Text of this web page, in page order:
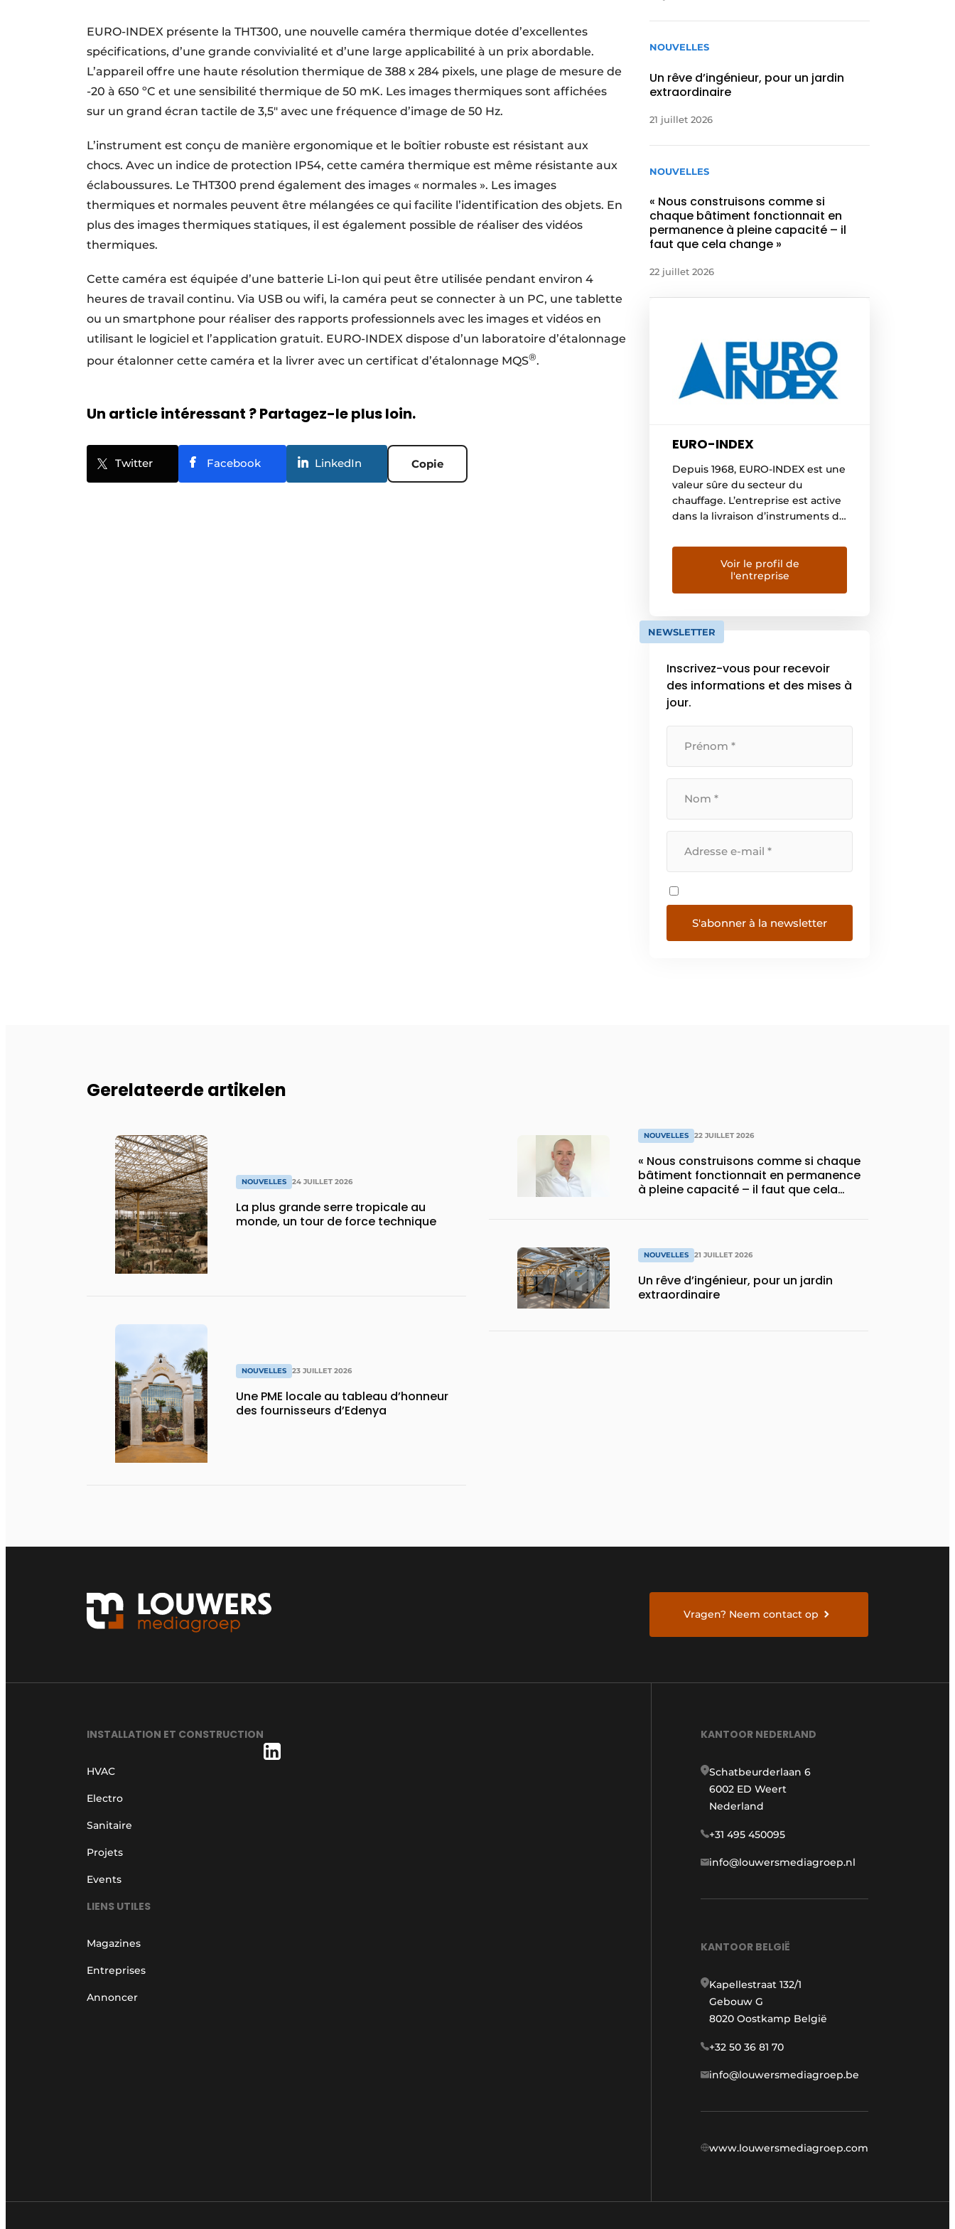
S’inscrire
Termes et conditions
Video’s
EURO-INDEX présente la THT300, une nouvelle caméra thermique dotée d’excellentes
spécifications, d’une grande convivialité et d’une large applicabilité à un prix abordable.
L’appareil offre une haute résolution thermique de 388 x 284 pixels, une plage de mesure de
-20 à 650 ºC et une sensibilité thermique de 50 mK. Les images thermiques sont affichées
sur un grand écran tactile de 3,5″ avec une fréquence d’image de 50 Hz.
L’instrument est conçu de manière ergonomique et le boîtier robuste est résistant aux
chocs. Avec un indice de protection IP54, cette caméra thermique est même résistante aux
éclaboussures. Le THT300 prend également des images « normales ». Les images
thermiques et normales peuvent être mélangées ce qui facilite l’identification des objets. En
plus des images thermiques statiques, il est également possible de réaliser des vidéos
thermiques.
Cette caméra est équipée d’une batterie Li-Ion qui peut être utilisée pendant environ 4
heures de travail continu. Via USB ou wifi, la caméra peut se connecter à un PC, une tablette
ou un smartphone pour réaliser des rapports professionnels avec les images et vidéos en
utilisant le logiciel et l’application gratuit. EURO-INDEX dispose d’un laboratoire d’étalonnage
pour étalonner cette caméra et la livrer avec un certificat d’étalonnage MQS®.
Un article intéressant ? Partagez-le plus loin.
Twitter Facebook LinkedIn Copie
NOUVELLES
Un rêve d’ingénieur, pour un jardin
extraordinaire
21 juillet 2026
NOUVELLES
« Nous construisons comme si
chaque bâtiment fonctionnait en
permanence à pleine capacité – il
faut que cela change »
22 juillet 2026
EURO-INDEX
Depuis 1968, EURO-INDEX est une
valeur sûre du secteur du
chauffage. L’entreprise est active
dans la livraison d’instruments de
chauffage pour la sécurité,
l’entretien et la construction
d’installations techniques. Avec
l’émergence des nouvelles
d’installation et au vu de
l’importance croissante de la
INDEX propose un […]
Voir le profil de
l'entreprise
NEWSLETTER
Inscrivez-vous pour recevoir
des informations et des mises à
jour.
Gerelateerde artikelen
NOUVELLES 24 JUILLET 2026
La plus grande serre tropicale au
monde, un tour de force technique
NOUVELLES 23 JUILLET 2026
Une PME locale au tableau d’honneur
des fournisseurs d’Edenya
NOUVELLES 22 JUILLET 2026
« Nous construisons comme si chaque
bâtiment fonctionnait en permanence
à pleine capacité – il faut que cela
NOUVELLES 21 JUILLET 2026
Un rêve d’ingénieur, pour un jardin
extraordinaire
Vragen? Neem contact op
INSTALLATION ET CONSTRUCTION
HVAC
Electro
Sanitaire
Projets
Events
LIENS UTILES
Magazines
Entreprises
Annoncer
KANTOOR NEDERLAND
Schatbeurderlaan 6
6002 ED Weert
Nederland
+31 495 450095
info@louwersmediagroep.nl
KANTOOR BELGIË
Kapellestraat 132/1
Gebouw G
8020 Oostkamp België
+32 50 36 81 70
info@louwersmediagroep.be
www.louwersmediagroep.com